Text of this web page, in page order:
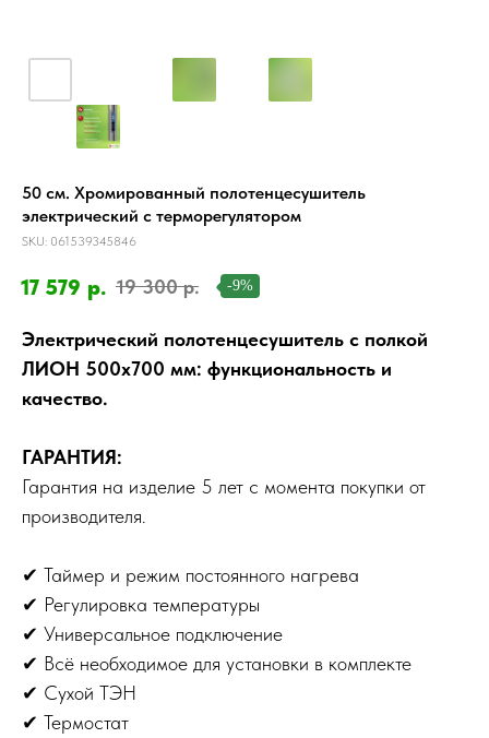
50 см. Хромированный полотенцесушитель
электрический с терморегулятором
SKU: 061539345846
17 579 р. 19 300 р. -9%
Электрический полотенцесушитель с полкой
ЛИОН 500х700 мм: функциональность и
качество.
ГАРАНТИЯ:
Гарантия на изделие 5 лет с момента покупки от
производителя.
✔ Таймер и режим постоянного нагрева
✔ Регулировка температуры
✔ Универсальное подключение
✔ Всё необходимое для установки в комплекте
✔ Сухой ТЭН
✔ Термостат